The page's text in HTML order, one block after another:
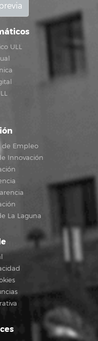
ULL
de Empleo
Innovación
La Laguna